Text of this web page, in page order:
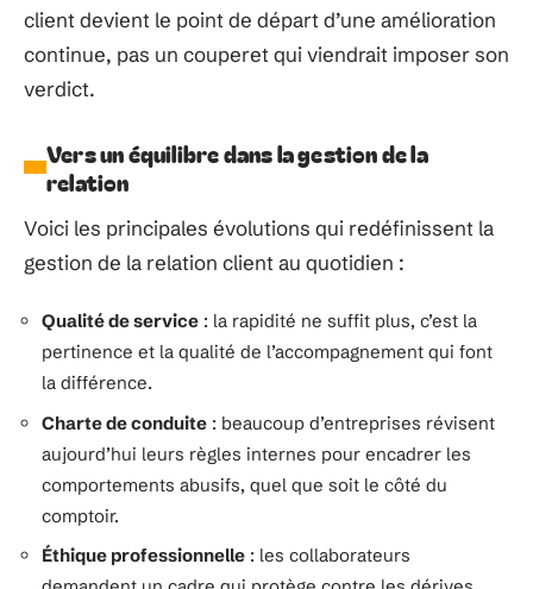
populaire, elle s’est transformée avec le temps. Les
entreprises privilégient aujourd’hui une approche
beaucoup plus nuancée de la relation client.
bien plus qu’à la soumission systématique. La
fondations plus équilibrées : respect mutuel,
compréhension authentique des besoins, gestion
intelligente des situations complexes. Le feedback
client devient le point de départ d’une amélioration
continue, pas un couperet qui viendrait imposer son
verdict.
Vers un équilibre dans la gestion de la
relation
Voici les principales évolutions qui redéfinissent la